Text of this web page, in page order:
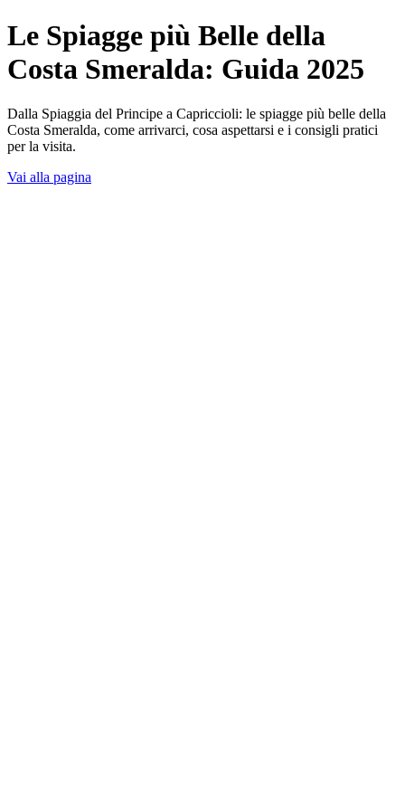
Le Spiagge più Belle della
Costa Smeralda: Guida 2025
Dalla Spiaggia del Principe a Capriccioli: le spiagge più belle della
Costa Smeralda, come arrivarci, cosa aspettarsi e i consigli pratici
per la visita.
Vai alla pagina